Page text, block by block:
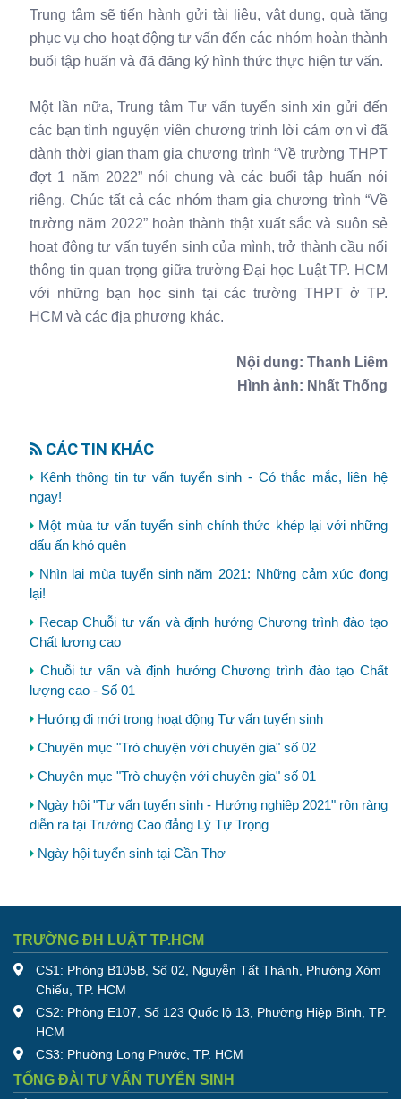
Trung tâm sẽ tiến hành gửi tài liệu, vật dụng, quà tặng
phục vụ cho hoạt động tư vấn đến các nhóm hoàn thành
buổi tập huấn và đã đăng ký hình thức thực hiện tư vấn.
Một lần nữa, Trung tâm Tư vấn tuyển sinh xin gửi đến
các bạn tình nguyện viên chương trình lời cảm ơn vì đã
dành thời gian tham gia chương trình “Về trường THPT
đợt 1 năm 2022” nói chung và các buổi tập huấn nói
riêng. Chúc tất cả các nhóm tham gia chương trình “Về
trường năm 2022” hoàn thành thật xuất sắc và suôn sẻ
hoạt động tư vấn tuyển sinh của mình, trở thành cầu nối
thông tin quan trọng giữa trường Đại học Luật TP. HCM
với những bạn học sinh tại các trường THPT ở TP.
HCM và các địa phương khác.
Nội dung: Thanh Liêm
Hình ảnh: Nhất Thống
CÁC TIN KHÁC
Kênh thông tin tư vấn tuyển sinh - Có thắc mắc, liên hệ
ngay!
Một mùa tư vấn tuyển sinh chính thức khép lại với những
dấu ấn khó quên
Nhìn lại mùa tuyển sinh năm 2021: Những cảm xúc đọng
lại!
Recap Chuỗi tư vấn và định hướng Chương trình đào tạo
Chất lượng cao
Chuỗi tư vấn và định hướng Chương trình đào tạo Chất
lượng cao - Số 01
Hướng đi mới trong hoạt động Tư vấn tuyển sinh
Chuyên mục "Trò chuyện với chuyên gia" số 02
Chuyên mục "Trò chuyện với chuyên gia" số 01
Ngày hội "Tư vấn tuyển sinh - Hướng nghiệp 2021" rộn ràng
diễn ra tại Trường Cao đẳng Lý Tự Trọng
Ngày hội tuyển sinh tại Cần Thơ
TRƯỜNG ĐH LUẬT TP.HCM
CS1: Phòng B105B, Số 02, Nguyễn Tất Thành, Phường Xóm
Chiếu, TP. HCM
CS2: Phòng E107, Số 123 Quốc lộ 13, Phường Hiệp Bình, TP.
HCM
CS3: Phường Long Phước, TP. HCM
TỔNG ĐÀI TƯ VẤN TUYỂN SINH